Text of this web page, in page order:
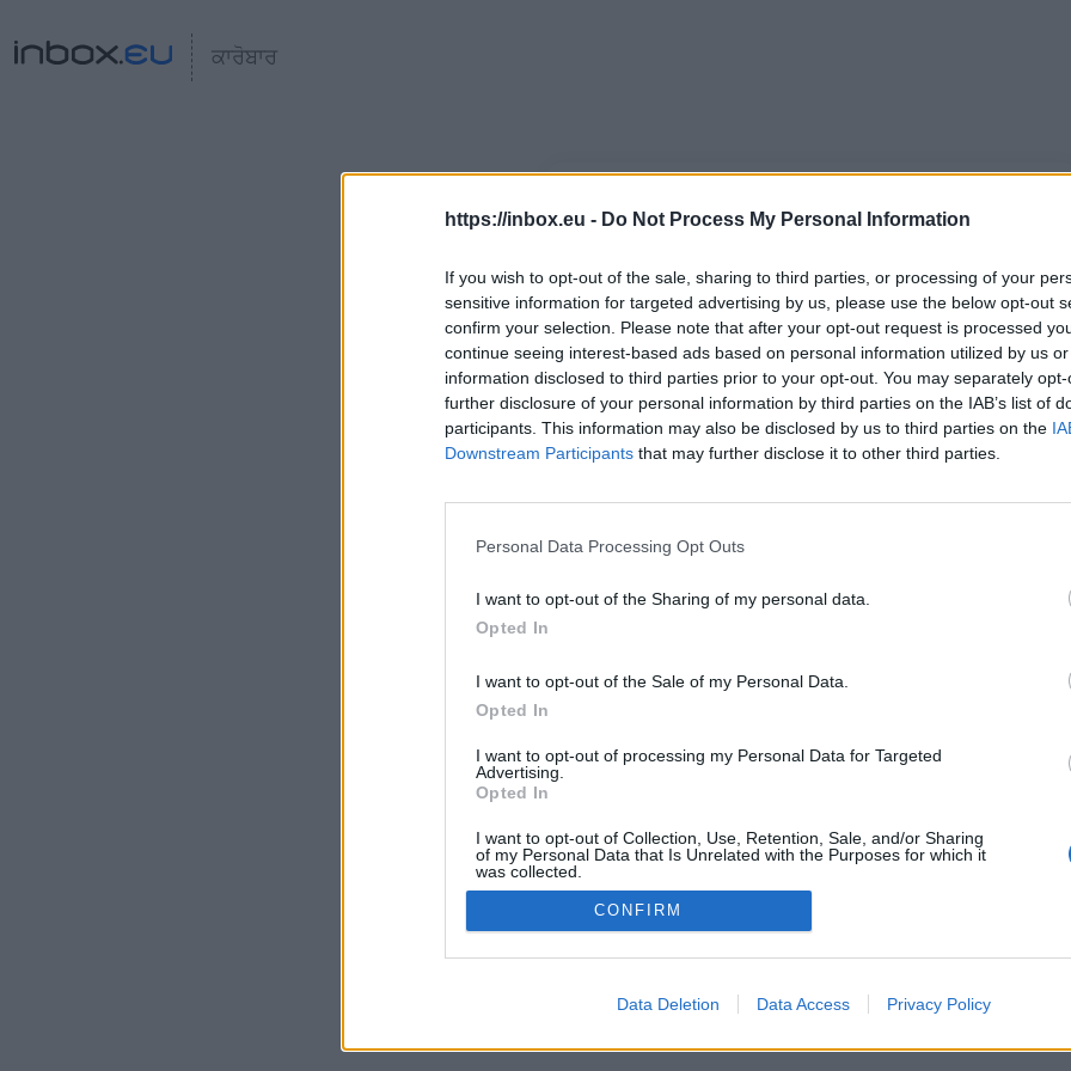
https://inbox.eu - Do Not Process My Personal Information
If you wish to opt-out of the sale, sharing to third parties, or processing of your
sensitive information for targeted advertising by us, please use the below opt-out
confirm your selection. Please note that after your opt-out request is processed
continue seeing interest-based ads based on personal information utilized by us
information disclosed to third parties prior to your opt-out. You may separately
further disclosure of your personal information by third parties on the IAB’s list of
participants. This information may also be disclosed by us to third parties on the
Downstream Participants that may further disclose it to other third parties.
Personal Data Processing Opt Outs
I want to opt-out of the Sharing of my personal data.
Opted In
I want to opt-out of the Sale of my Personal Data.
Opted In
I want to opt-out of processing my Personal Data for Targeted
Advertising.
Opted In
I want to opt-out of Collection, Use, Retention, Sale, and/or Sharing
of my Personal Data that Is Unrelated with the Purposes for which it
was collected.
Opted Out
CONFIRM
Data Deletion Data Access Privacy Policy
ਕਾਰੋਬਾਰ
ਸਾਈਨ ਅਪ ਕਰੋ
ਆਪਣੇ ਡੋਮੇਨ ਦੀ ਈਮੇਲ ਸੰਭਾਲ ਸ਼ੁਰੂ ਕਰਨ ਲਈ
Github ਨਾਲ ਸਾਈਨ ਅੱਪ ਕਰੋ
Google ਨਾਲ ਸਾਈਨ ਅੱਪ ਕਰੋ
Facebook ਨਾਲ ਸਾਈਨ ਅੱਪ ਕਰੋ
ਕੀ ਤੁਹਾਡੇ ਕੋਲ ਪਹਿਲਾਂ ਤੋਂ ਹੀ ਖਾਤਾ ਹੈ?